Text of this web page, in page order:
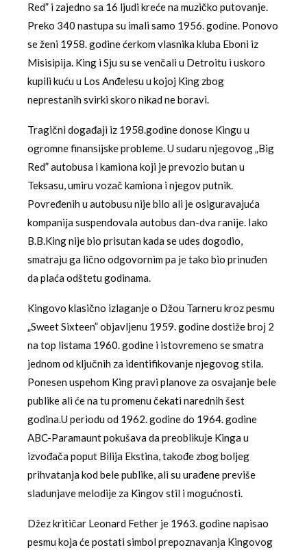
Red” i zajedno sa 16 ljudi kreće na muzičko putovanje.
Preko 340 nastupa su imali samo 1956. godine. Ponovo
se ženi 1958. godine ćerkom vlasnika kluba Eboni iz
Misisipija. King i Sju su se venčali u Detroitu i uskoro
kupili kuću u Los Anđelesu u kojoj King zbog
neprestanih svirki skoro nikad ne boravi.
Tragični događaji iz 1958.godine donose Kingu u
ogromne finansijske probleme. U sudaru njegovog „Big
Red” autobusa i kamiona koji je prevozio butan u
Teksasu, umiru vozač kamiona i njegov putnik.
Povređenih u autobusu nije bilo ali je osiguravajuća
kompanija suspendovala autobus dan-dva ranije. Iako
B.B.King nije bio prisutan kada se udes dogodio,
smatraju ga lično odgovornim pa je tako bio prinuđen
da plaća odštetu godinama.
Kingovo klasično izlaganje o Džou Tarneru kroz pesmu
„Sweet Sixteen” objavljenu 1959. godine dostiže broj 2
na top listama 1960. godine i istovremeno se smatra
jednom od ključnih za identifikovanje njegovog stila.
Ponesen uspehom King pravi planove za osvajanje bele
publike ali će na tu promenu čekati narednih šest
godina.U periodu od 1962. godine do 1964. godine
ABC-Paramaunt pokušava da preoblikuje Kinga u
izvođača poput Bilija Ekstina, takođe zbog boljeg
prihvatanja kod bele publike, ali su urađene previše
sladunjave melodije za Kingov stil i mogućnosti.
Džez kritičar Leonard Fether je 1963. godine napisao
pesmu koja će postati simbol prepoznavanja Kingovog